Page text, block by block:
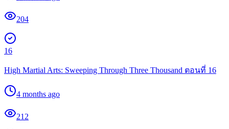
204
16
High Martial Arts: Sweeping Through Three Thousand ตอนที่ 16
4 months ago
212